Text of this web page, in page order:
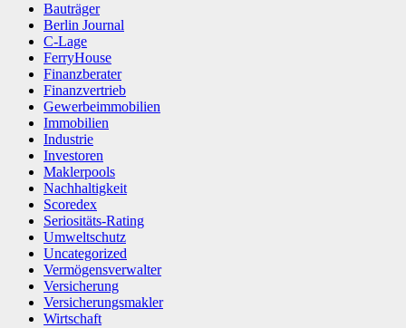
Bauträger
Berlin Journal
C-Lage
FerryHouse
Finanzberater
Finanzvertrieb
Gewerbeimmobilien
Immobilien
Industrie
Investoren
Maklerpools
Nachhaltigkeit
Scoredex
Seriositäts-Rating
Umweltschutz
Uncategorized
Vermögensverwalter
Versicherung
Versicherungsmakler
Wirtschaft